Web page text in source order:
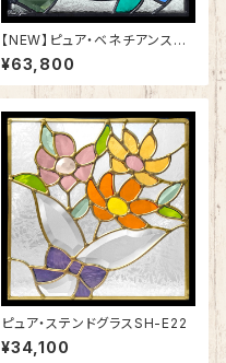
【NEW】ピュア・ベネチアンステ
ンドグラスSH-VE11
¥63,800
ピュア・ステンドグラスSH-E22
¥34,100